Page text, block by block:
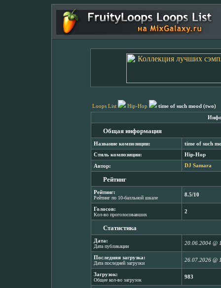
Loops List Hip-Hop time of such mood (two)
Общая информация
Название композиции: time of such
Стиль композиции: Hip-Hop
Автор: DJ Samara
Рейтинг
Рейтинг:
Рейтинг по 10-балльной шкале
8.5/10
Голосов:
Кол-во проголосовавших
2
Статистика
Дата:
Дата публикации
20.06.2004 @
Последняя загрузка:
Дата последней загрузки
26.07.2026 @
Загрузок:
Общее кол-во загрузок
983